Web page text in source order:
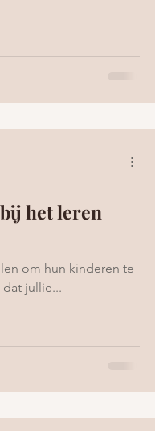
het leren
om hun kinderen te
jullie...